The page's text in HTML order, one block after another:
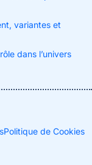
variantes et
dans l’univers
Politique de Cookies